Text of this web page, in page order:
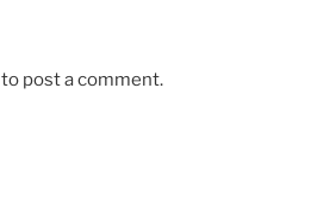
to post a comment.